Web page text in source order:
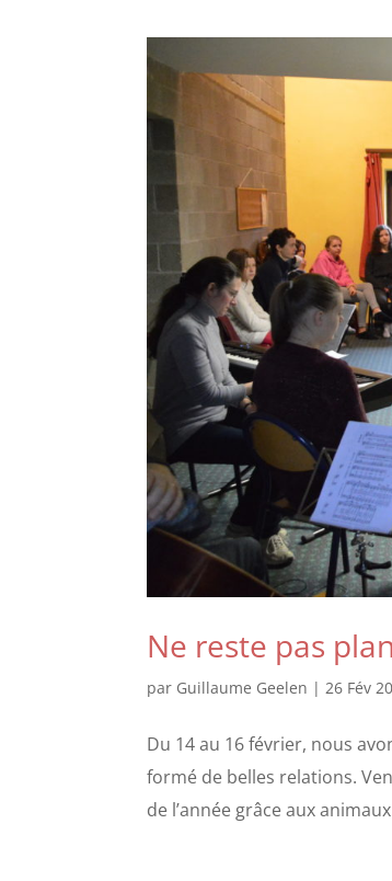
Ne reste pas
par Guillaume Geelen |26 Fév
Du 14 au 16 février, nous
formé de belles relations.
de l’année grâce aux